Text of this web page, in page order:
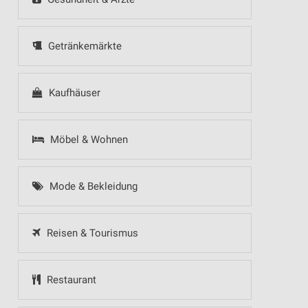
Getränkemärkte
Kaufhäuser
Möbel & Wohnen
Mode & Bekleidung
Reisen & Tourismus
Restaurant